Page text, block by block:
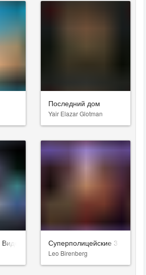
Последний дом
Yair Elazar Glotman
Девятый джедай
Суперполицейские 3
Leo Birenberg